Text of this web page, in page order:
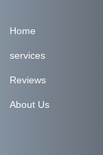
Home
services
Reviews
About Us